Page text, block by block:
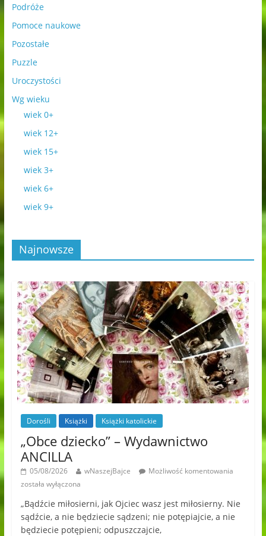
Podróże
Pomoce naukowe
Pozostałe
Puzzle
Uroczystości
Wg wieku
wiek 0+
wiek 12+
wiek 15+
wiek 3+
wiek 6+
wiek 9+
Najnowsze
Dorośli Książki Książki katolickie
„Obce dziecko” – Wydawnictwo
ANCILLA
05/08/2026 wNaszejBajce
Możliwość komentowania
została wyłączona
„Bądźcie miłosierni, jak Ojciec wasz jest miłosierny. Nie
sądźcie, a nie będziecie sądzeni; nie potępiajcie, a nie
będziecie potępieni; odpuszczajcie,